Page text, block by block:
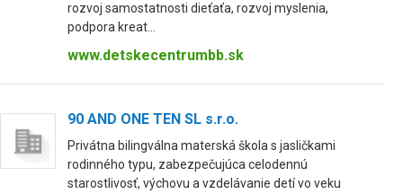
rozvoj samostatnosti dieťaťa, rozvoj myslenia,
podpora kreat...
www.detskecentrumbb.sk
90 AND ONE TEN SL s.r.o.
Privátna bilingválna materská škola s jasličkami
rodinného typu, zabezpečujúca celodennú
starostlivosť, výchovu a vzdelávanie detí vo veku